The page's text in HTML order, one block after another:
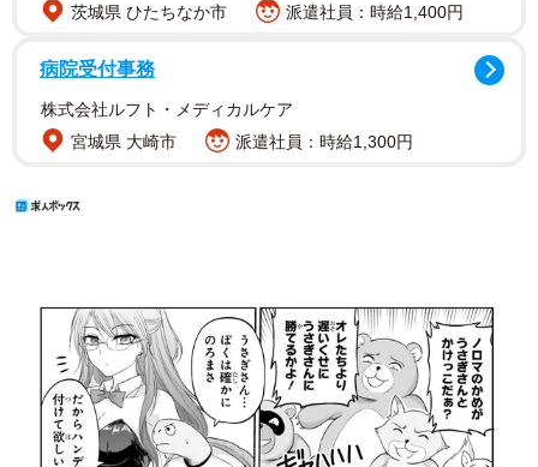
茨城県 ひたちなか市
派遣社員：時給1,400円
病院受付事務
株式会社ルフト・メディカルケア
宮城県 大崎市
派遣社員：時給1,300円